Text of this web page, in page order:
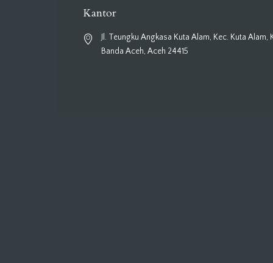
Kantor
Jl. Teungku Angkasa Kuta Alam, Kec. Kuta Alam,
Banda Aceh, Aceh 24415